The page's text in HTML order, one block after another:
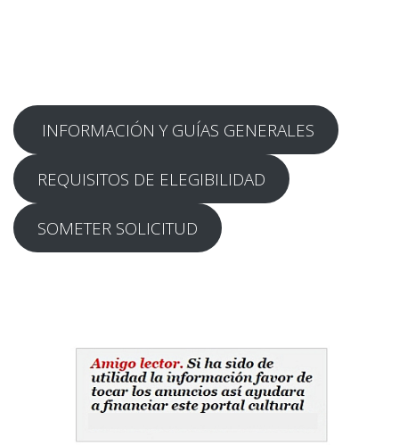
INFORMACIÓN Y GUÍAS GENERALES
REQUISITOS DE ELEGIBILIDAD
SOMETER SOLICITUD